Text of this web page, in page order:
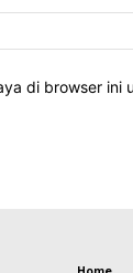
di browser ini